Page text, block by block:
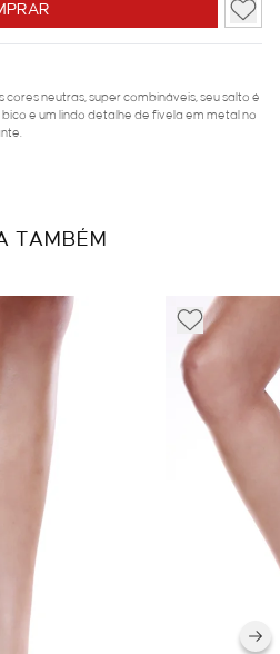
neutras, super combináveis, seu salto é
e um lindo detalhe de fivela em metal no
TAMBÉM